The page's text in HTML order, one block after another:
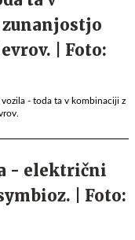
- toda ta v kombinaciji z